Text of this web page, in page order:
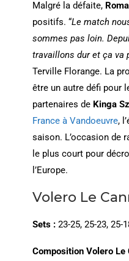
Malgré la défaite,
positifs. “Le match
sommes pas loin.
travaillons dur et ça va
Terville Florange. La
être un autre défi pour
partenaires de Kinga
France à Vandoeuvre,
saison. L’occasion de
le plus court pour
l’Europe.
Volero Le
Sets :23-25, 25-23, 25-
Composition Volero Le